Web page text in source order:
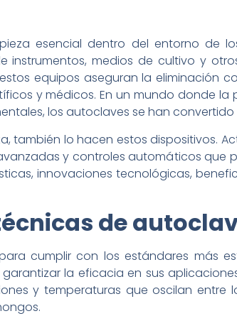
esencial dentro del entorno de
instrumentos, medios de cultivo y
equipos aseguran la eliminación
y médicos. En un mundo donde
los autoclaves se han
también lo hacen estos dispositivos.
y controles automáticos que
innovaciones tecnológicas,
de
cumplir con los estándares más
la eficacia en sus
y temperaturas que oscilan entre